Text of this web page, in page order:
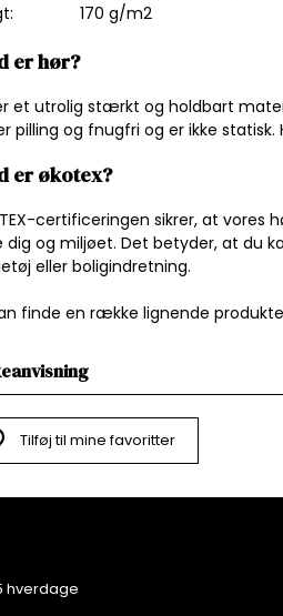
170 g/m2
er hør?
et utrolig stærkt og holdbart
pilling og fnugfri og er ikke
er økotex?
certificeringen sikrer, at vores
dig og miljøet. Det betyder, at du
eller boligindretning.
finde en række lignende
Tilføj til mine favoritter
hverdage